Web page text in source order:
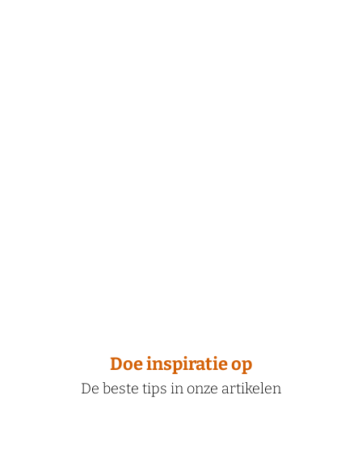
Doe inspiratie op
De beste tips in onze artikelen